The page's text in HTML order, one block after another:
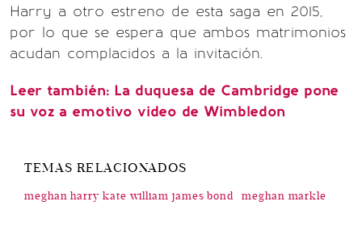
Harry a otro estreno de esta saga en 2015,
por lo que se espera que ambos matrimonios
acudan complacidos a la invitación.
Leer también: La duquesa de Cambridge pone
su voz a emotivo video de Wimbledon
TEMAS RELACIONADOS
meghan harry kate william james bond meghan markle